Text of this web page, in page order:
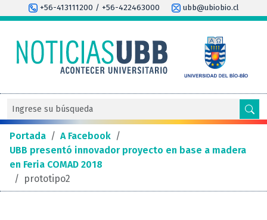
+56-413111200 / +56-422463000 ubb@ubiobio.cl
Portada / A Facebook /
UBB presentó innovador proyecto en base a madera
en Feria COMAD 2018
/ prototipo2